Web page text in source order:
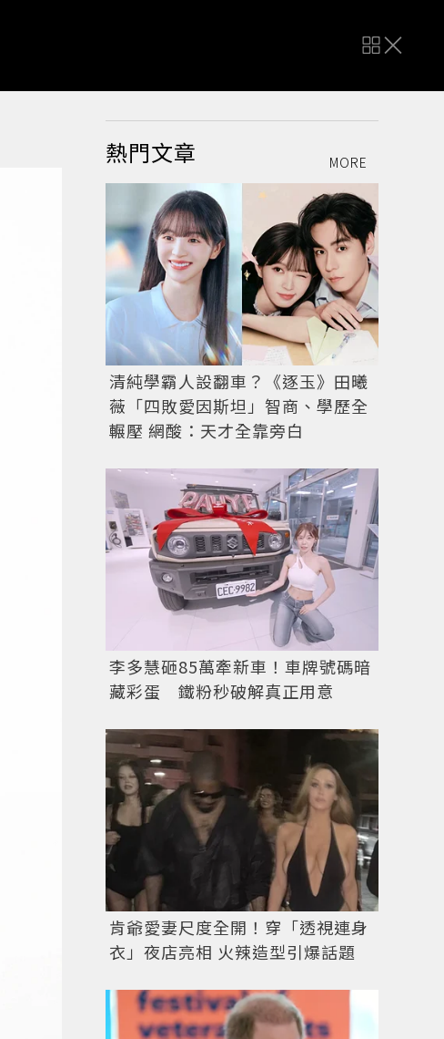
熱門文章 MORE
清純學霸人設翻車？《逐玉》田曦
薇「四敗愛因斯坦」智商、學歷全
輾壓 網酸：天才全靠旁白
李多慧砸85萬牽新車！車牌號碼暗
藏彩蛋 鐵粉秒破解真正用意
肯爺愛妻尺度全開！穿「透視連身
衣」夜店亮相 火辣造型引爆話題